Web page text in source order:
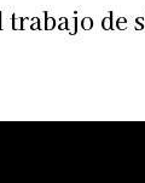
de